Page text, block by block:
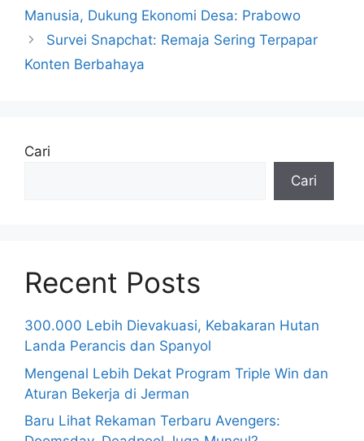
Manusia, Dukung Ekonomi Desa: Prabowo
Survei Snapchat: Remaja Sering Terpapar
Konten Berbahaya
Cari
Cari
Recent Posts
300.000 Lebih Dievakuasi, Kebakaran Hutan
Landa Perancis dan Spanyol
Mengenal Lebih Dekat Program Triple Win dan
Aturan Bekerja di Jerman
Baru Lihat Rekaman Terbaru Avengers: